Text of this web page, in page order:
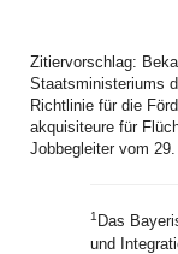
Zitiervorschlag:
Staatsministeriums
Richtlinie für die
akquisiteure für
Jobbegleiter vom
1 Das
und